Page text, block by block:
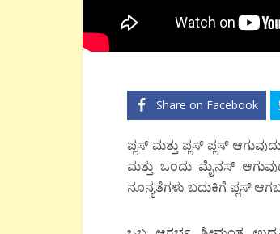
Share on Facebook
ಪ್ಲಸ್ ಮತ್ತು ಪ್ಲಸ್ ಪ್ಲಸ್
ಮತ್ತು ಒಂದು ಮೈನಸ್
ನೂನ್ಯತೆಗಳು ಬದುಕಿಗೆ ಪ್ಲಸ್